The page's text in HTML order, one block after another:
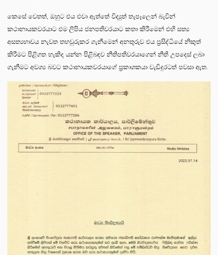
කෙසේ වෙතත්, ඔහුට එය එවා ඇත්තේ විද්‍යුත් තැපෑලෙන් බැවින්
කථානායකවරයාට එම ලිපිය ජනපතිවරයාට කතා කිරීමෙන් එහි සත්‍ය
අසත්‍යභාවය නැවත තහවුරුකර ගැනීමෙන් අනතුරුව එය ප්‍රසිද්ධියේ නිකුත්
කිරීමට පිළිගත හැකිද යන්න පිළිබඳව නීතිපතිවරයාගෙන් නීති උපදෙස් ලබා
ගැනීමට අවශ්‍ය බවට කථානායකවරයාගේ ප්‍රකාශකයා වැඩිදුරටත් පවසා ඇත.